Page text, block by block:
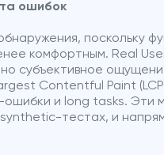
ошибок
поскольку
комфортным. Real
субъективное
Contentful Paint
и long tasks. Эти
тестах, и